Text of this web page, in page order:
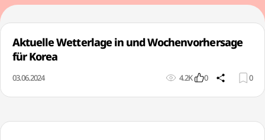
Aktuelle Wetterlage in und Wochenvorhersage
für Korea
03.06.2024 4.2K 0 0